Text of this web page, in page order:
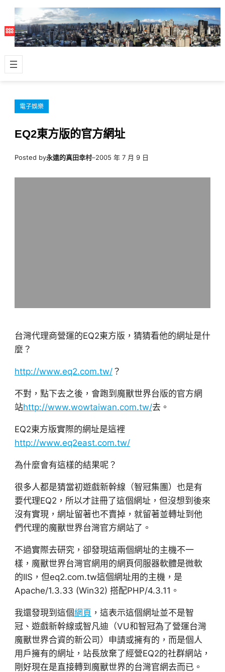
主
容
電子娛樂
EQ2東方版的官方網址
Posted by永遠的真田幸村–2005 年 7 月 9 日
台灣代理商營運的EQ2東方版，猜猜看他的網址是什
麼？
http://www.eq2.com.tw/？
不對，點下去之後，會跑到魔獸世界台版的官方網
站http://www.wowtaiwan.com.tw/去。
EQ2東方版實際的網址是這裡
http://www.eq2east.com.tw/
為什麼會有這樣的結果呢？
很多人都是猜當初遊戲新幹線（智冠集團）也是有
要代理EQ2，所以才註冊了這個網址，但沒想到後來
沒有實現，網址留著也不賣掉，就留著並轉址到他
們代理的魔獸世界台灣官方網站了。
不過實際去研究，卻發現這兩個網址的主機不一
樣，魔獸世界台灣官網用的網頁伺服器軟體是微軟
的IIS，但eq2.com.tw這個網址用的主機，是
Apache/1.3.33 (Win32) 搭配PHP/4.3.11。
我還發現到這個網頁 ，這表示這個網址並不是智
冠、遊戲新幹線或智凡迪（VU和智冠為了營運台灣
魔獸世界合資的新公司）申請或擁有的，而是個人
用戶擁有的網址，站長放棄了經營EQ2的社群網站，
剛好現在是直接轉到魔獸世界的台灣官網去而已。